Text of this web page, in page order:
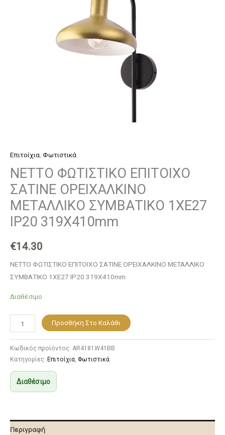
Επιτοίχια, Φωτιστικά
NETTO ΦΩΤΙΣΤΙΚΟ ΕΠΙΤΟΙΧΟ
ΣΑΤΙΝΕ ΟΡΕΙΧΑΛΚΙΝΟ
ΜΕΤΑΛΛΙΚΟ ΣΥΜΒΑΤΙΚΟ 1ΧΕ27
IP20 319Χ410mm
€14.30
NETTO ΦΩΤΙΣΤΙΚΟ ΕΠΙΤΟΙΧΟ ΣΑΤΙΝΕ ΟΡΕΙΧΑΛΚΙΝΟ ΜΕΤΑΛΛΙΚΟ
ΣΥΜΒΑΤΙΚΟ 1ΧΕ27 IP20 319Χ410mm
Διαθέσιμο
Προσθήκη Στο Καλάθι
Κωδικός προϊόντος: AR4181W41BB
Κατηγορίες: Επιτοίχια, Φωτιστικά
Διαθέσιμο
Περιγραφή